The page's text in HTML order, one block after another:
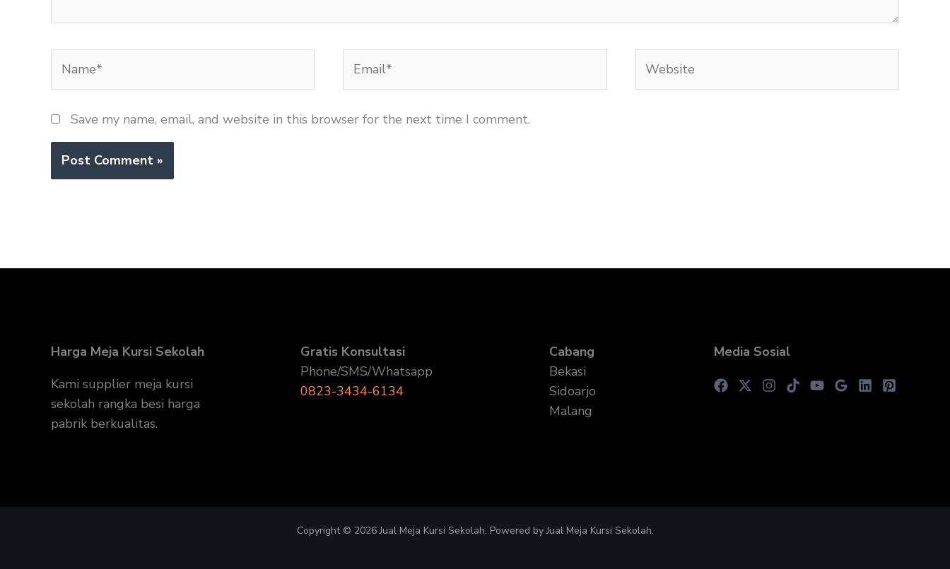
Save my name, email, and website in this browser for the next time I comment.
Harga Meja Kursi Sekolah
Kami supplier meja kursi
sekolah rangka besi harga
pabrik berkualitas.
Gratis Konsultasi
Phone/SMS/Whatsapp
0823-3434-6134
Cabang
Bekasi
Sidoarjo
Malang
Media Sosial
Copyright © 2026 Jual Meja Kursi Sekolah. Powered by Jual Meja Kursi Sekolah.